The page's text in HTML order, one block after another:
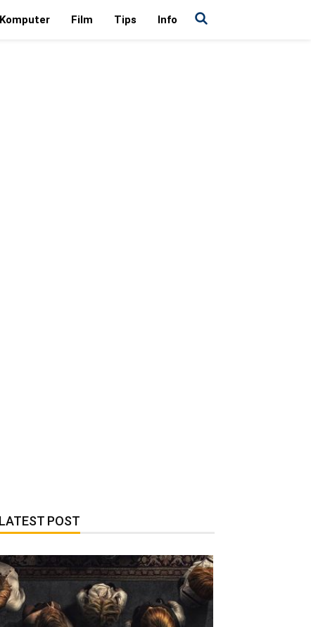
Komputer Film Tips Info
LATEST POST